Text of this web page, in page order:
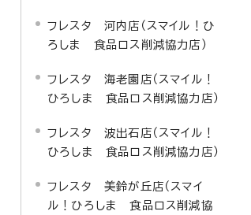
フレスタ 河内店（スマイル！ひ
ろしま 食品ロス削減協力店）
フレスタ 海老園店（スマイル！
ひろしま 食品ロス削減協力店）
フレスタ 波出石店（スマイル！
ひろしま 食品ロス削減協力店）
フレスタ 美鈴が丘店（スマイ
ル！ひろしま 食品ロス削減協